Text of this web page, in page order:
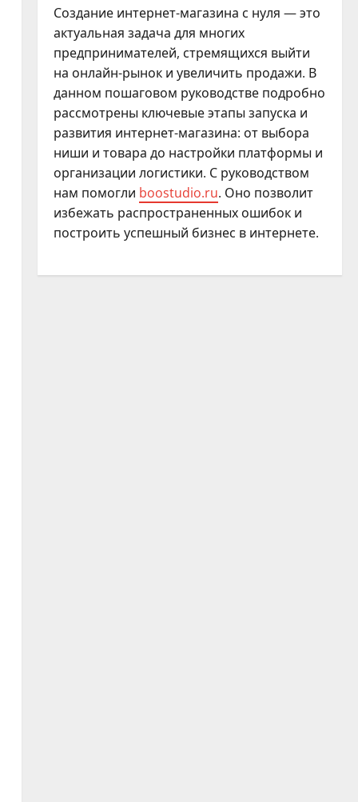
Создание интернет-магазина с нуля — это
актуальная задача для многих
предпринимателей, стремящихся выйти
на онлайн-рынок и увеличить продажи. В
данном пошаговом руководстве подробно
рассмотрены ключевые этапы запуска и
развития интернет-магазина: от выбора
ниши и товара до настройки платформы и
организации логистики. С руководством
нам помогли boostudio.ru. Оно позволит
избежать распространенных ошибок и
построить успешный бизнес в интернете.